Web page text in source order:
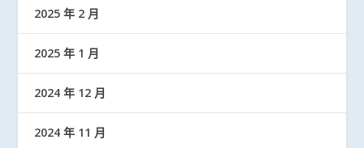
2025 年 2 月
2025 年 1 月
2024 年 12 月
2024 年 11 月